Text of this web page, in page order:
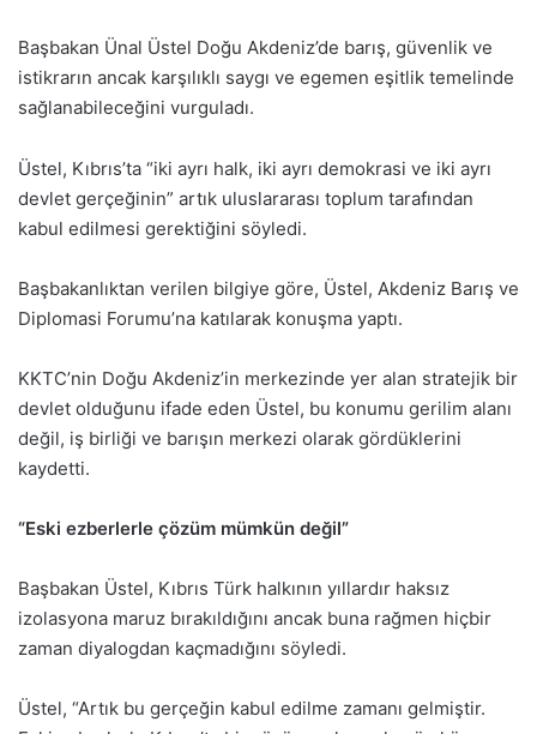
Başbakan Ünal Üstel Doğu Akdeniz’de barış, güvenlik ve
istikrarın ancak karşılıklı saygı ve egemen eşitlik temelinde
sağlanabileceğini vurguladı.
Üstel, Kıbrıs’ta “iki ayrı halk, iki ayrı demokrasi ve iki ayrı
devlet gerçeğinin” artık uluslararası toplum tarafından
kabul edilmesi gerektiğini söyledi.
Başbakanlıktan verilen bilgiye göre, Üstel, Akdeniz Barış ve
Diplomasi Forumu’na katılarak konuşma yaptı.
KKTC’nin Doğu Akdeniz’in merkezinde yer alan stratejik bir
devlet olduğunu ifade eden Üstel, bu konumu gerilim alanı
değil, iş birliği ve barışın merkezi olarak gördüklerini
kaydetti.
“Eski ezberlerle çözüm mümkün değil”
Başbakan Üstel, Kıbrıs Türk halkının yıllardır haksız
izolasyona maruz bırakıldığını ancak buna rağmen hiçbir
zaman diyalogdan kaçmadığını söyledi.
Üstel, “Artık bu gerçeğin kabul edilme zamanı gelmiştir.